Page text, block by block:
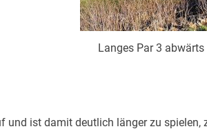
Langes Par 3 abwärts
und ist damit deutlich länger zu spielen,